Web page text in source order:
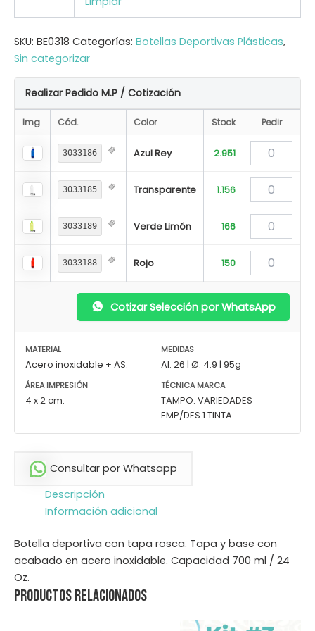
SKU: BE0318 Categorías: Botellas Deportivas Plásticas,
Sin categorizar
Realizar Pedido M.P / Cotización
Img Cód. Color Stock Pedir
3033186 Azul Rey 2.951
3033185 Transparente 1.156
3033189 Verde Limón 166
3033188 Rojo 150
Cotizar Selección por WhatsApp
MATERIAL
Acero inoxidable + AS.
MEDIDAS
Al: 26 | Ø: 4.9 | 95g
ÁREA IMPRESIÓN
4 x 2 cm.
TÉCNICA MARCA
TAMPO. VARIEDADES
EMP/DES 1 TINTA
Consultar por Whatsapp
Descripción
Información adicional
Botella deportiva con tapa rosca. Tapa y base con
acabado en acero inoxidable. Capacidad 700 ml / 24
Oz.
Productos relacionados